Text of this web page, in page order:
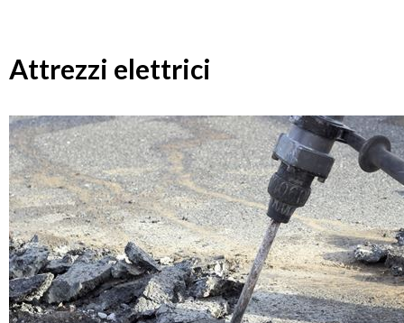
Attrezzi elettrici